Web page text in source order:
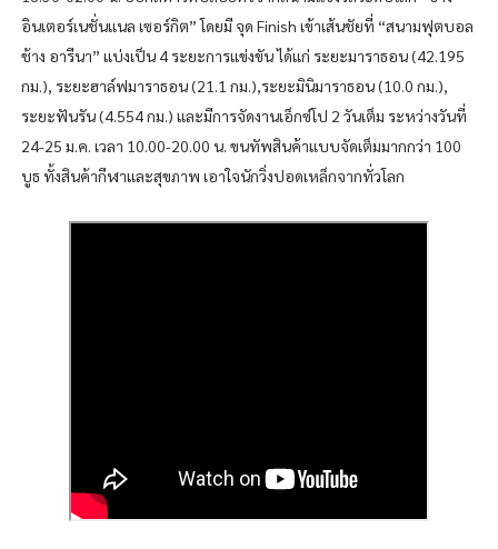
อินเตอร์เนชั่นแนล เซอร์กิต” โดยมี จุด Finish เข้าเส้นชัยที่ “สนามฟุตบอล
ช้าง อารีนา” แบ่งเป็น 4 ระยะการแข่งขัน ได้แก่ ระยะมาราธอน (42.195
กม.), ระยะฮาล์ฟมาราธอน (21.1 กม.),ระยะมินิมาราธอน (10.0 กม.),
ระยะฟันรัน (4.554 กม.) และมีการจัดงานเอ็กซ์โป 2 วันเต็ม ระหว่างวันที่
24-25 ม.ค. เวลา 10.00-20.00 น. ขนทัพสินค้าแบบจัดเต็มมากกว่า 100
บูธ ทั้งสินค้ากีฬาและสุขภาพ เอาใจนักวิ่งปอดเหล็กจากทั่วโลก